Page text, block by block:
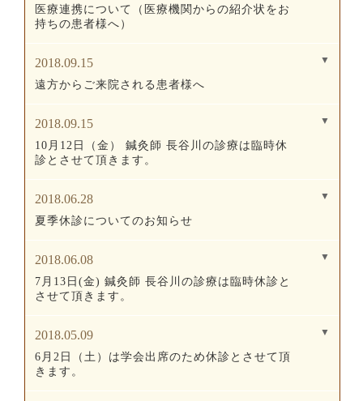
医療連携について（医療機関からの紹介状をお
持ちの患者様へ）
2018.09.15
遠方からご来院される患者様へ
2018.09.15
10月12日（金） 鍼灸師 長谷川の診療は臨時休
診とさせて頂きます。
2018.06.28
夏季休診についてのお知らせ
2018.06.08
7月13日(金) 鍼灸師 長谷川の診療は臨時休診と
させて頂きます。
2018.05.09
6月2日（土）は学会出席のため休診とさせて頂
きます。